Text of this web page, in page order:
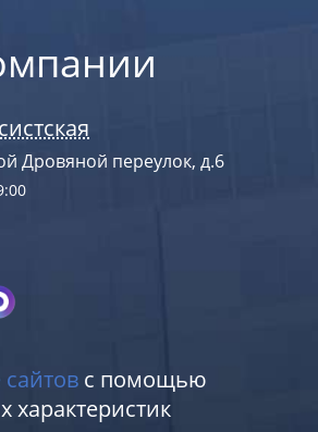
Дровяной переулок, д.6
с помощью
характеристик